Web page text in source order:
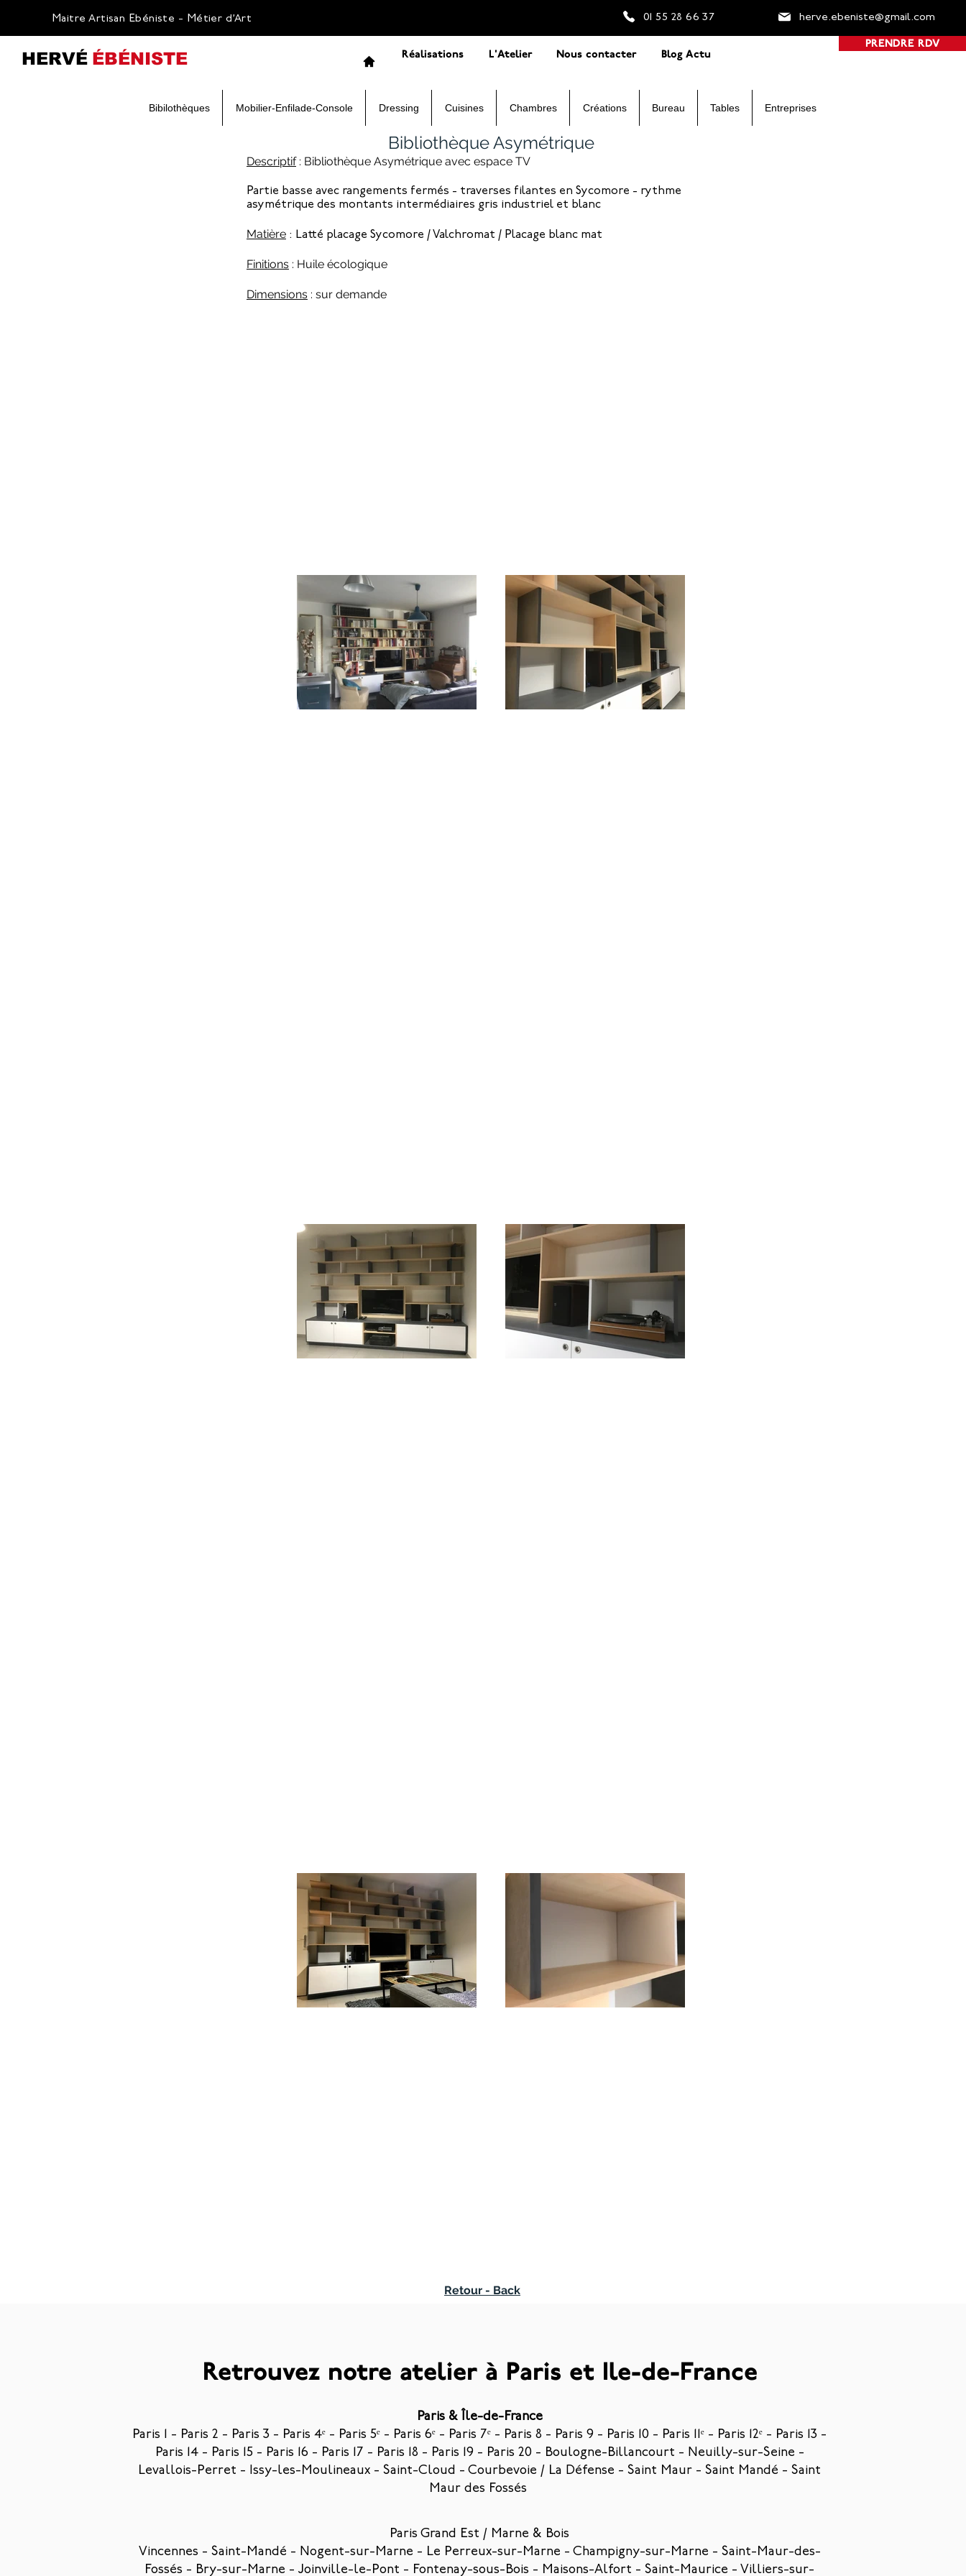
Maitre Artisan Ebéniste - Métier d’Art 01 55 28 66 37 herve.ebeniste@gmail.com
HERVÉ ÉBÉNISTE Réalisations L'Atelier Nous contacter Blog Actu
PRENDRE RDV
Bibilothèques Mobilier-Enfilade-Console Dressing Cuisines Chambres Créations Bureau Tables Entreprises
Bibliothèque Asymétrique
Descriptif : Bibliothèque Asymétrique avec espace TV
Partie basse avec rangements fermés - traverses filantes en Sycomore - rythme
asymétrique des montants intermédiaires gris industriel et blanc
Matière : Latté placage Sycomore / Valchromat / Placage blanc mat
Finitions : Huile écologique
Dimensions : sur demande
Retour - Back
Retrouvez notre atelier à Paris et Ile-de-France
Paris & Île-de-France
Paris 1 - Paris 2 - Paris 3 - Paris 4ᵉ - Paris 5ᵉ - Paris 6ᵉ - Paris 7ᵉ - Paris 8 - Paris 9 - Paris 10 - Paris 11ᵉ - Paris 12ᵉ - Paris 13 -
Paris 14 - Paris 15 - Paris 16 - Paris 17 - Paris 18 - Paris 19 - Paris 20 - Boulogne-Billancourt - Neuilly-sur-Seine -
Levallois-Perret - Issy-les-Moulineaux - Saint-Cloud - Courbevoie / La Défense - Saint Maur - Saint Mandé - Saint
Maur des Fossés
Paris Grand Est / Marne & Bois
Vincennes - Saint-Mandé - Nogent-sur-Marne - Le Perreux-sur-Marne - Champigny-sur-Marne - Saint-Maur-des-
Fossés - Bry-sur-Marne - Joinville-le-Pont - Fontenay-sous-Bois - Maisons-Alfort - Saint-Maurice - Villiers-sur-